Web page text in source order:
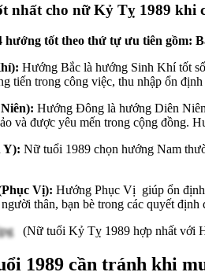
nhất cho nữ Kỷ Tỵ 1989 khi
hướng tốt theo thứ tự ưu tiên gồm:
Hướng Bắc là hướng Sinh Khí tốt
tiến trong công việc, thu nhập ổn
Hướng Đông là hướng Diên
và được yêu mến trong cộng đồng.
Y): Nữ tuổi 1989 chọn hướng Nam
Vị): Hướng Phục Vị giúp ổn định
thân, bạn bè trong các quyết định
(Nữ tuổi Kỷ Tỵ 1989 hợp nhất với
1989 cần tránh khi